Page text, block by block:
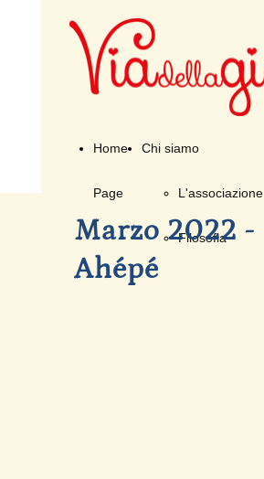
Home
Page
Chi siamo
L'associazione
Filosofia
Marzo 2022 -
Ahépé